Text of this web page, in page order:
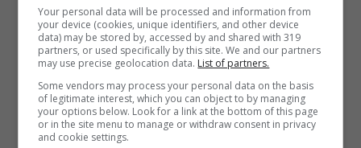
Il figlio di Stefano De Martino (Blueshouse.it)
Di recente il bambino – ormai quasi un
ragazzino – è andato dal barbiere per darci
un taglio e per sfoltire la sua capigliatura, che
Your personal data will be processed and information from
your device (cookies, unique identifiers, and other device
data) may be stored by, accessed by and shared with 319
partners, or used specifically by this site. We and our partners
may use precise geolocation data. List of partners.
Some vendors may process your personal data on the basis
of legitimate interest, which you can object to by managing
your options below. Look for a link at the bottom of this page
or in the site menu to manage or withdraw consent in privacy
and cookie settings.